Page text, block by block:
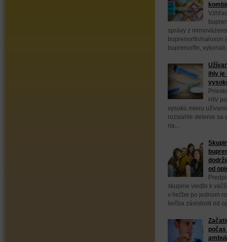
správy z
buprenorfín/naloxon
buprenorfín,
ihly je
HIV
vysokú mieru
rozsiahle delenie sa
na...
od
skupine viedlo k
v liečbe po jednom
liečba závislosti od